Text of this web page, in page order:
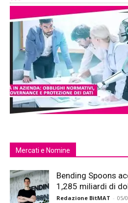
Mercati e Nomine
Bending Spoons
1,285 miliardi di
Redazione BitMAT - 05/